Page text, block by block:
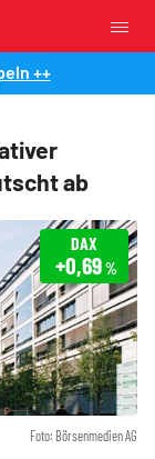
++
ab
Foto: Börsenmedien AG
DAX
+0,69%